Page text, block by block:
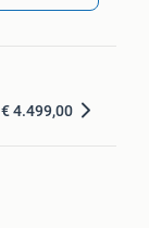
€ 4.499,00